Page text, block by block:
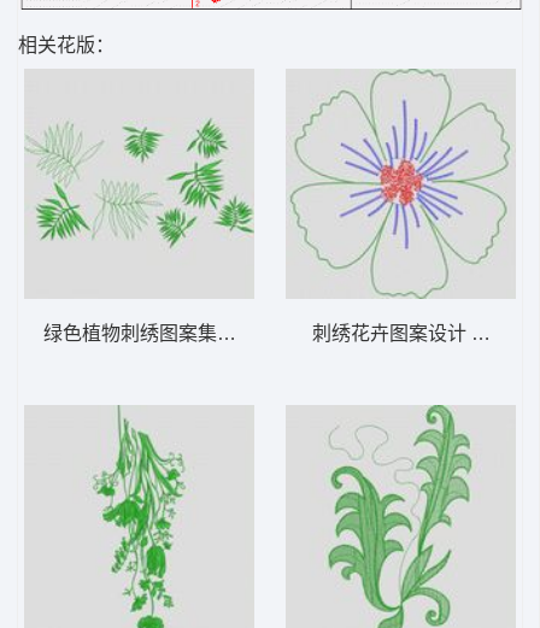
相关花版：
绿色植物刺绣图案集合 大花样 刺绣花卉图案设计 大花样